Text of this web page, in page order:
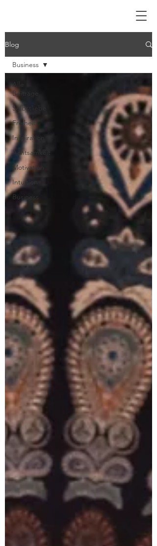
Blog
Alle
Beiträge
Selbstliebe
Freiheit
Inspiration
Achtsamkeit
Motivation
Intuition
Business
Business